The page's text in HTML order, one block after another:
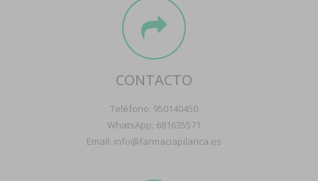
CONTACTO
Teléfono: 950140450
WhatsApp: 681635571
Email: info@farmaciapilarica.es